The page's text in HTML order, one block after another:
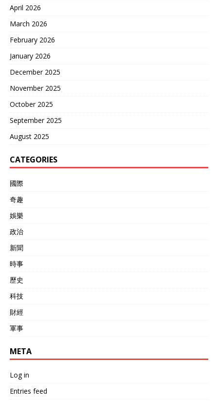
April 2026
March 2026
February 2026
January 2026
December 2025
November 2025
October 2025
September 2025
August 2025
CATEGORIES
國際
奇趣
娛樂
政治
新聞
時事
歷史
科技
財經
軍事
META
Log in
Entries feed